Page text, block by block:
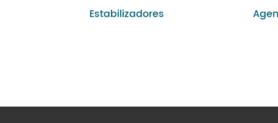
Estabilizadores